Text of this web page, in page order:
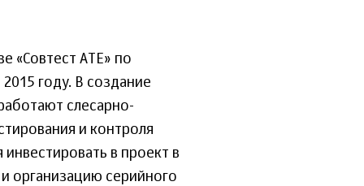
«Совтест АТЕ» по
году. В создание
слесарно-
и контроля
в проект в
организацию серийного